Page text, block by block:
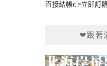
直接結帳👉立即訂
❤跟著